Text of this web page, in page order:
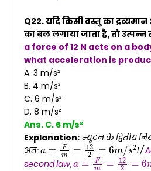
Q22. यदि किसी वस्तु का
का बल लगाया जाता है, तो उत्पन्न
a force of 12 N acts on a
what acceleration is
A. 3 m/s²
B. 4 m/s²
C. 6 m/s²
D. 8 m/s²
Ans. C. 6 m/s²
Explanation: न्यूटन के द्वितीय
अतःa=Fm=122=6m/s2 । /
second law, a= F m= 122= 6 m/